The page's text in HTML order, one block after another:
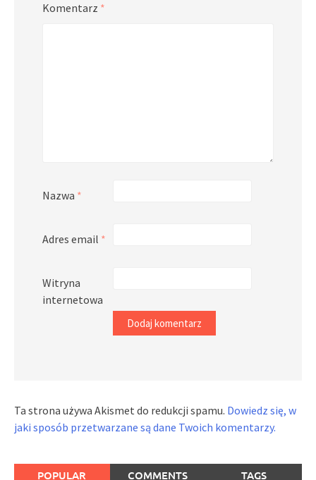
Komentarz *
Nazwa *
Adres email *
Witryna
internetowa
Ta strona używa Akismet do redukcji spamu. Dowiedz się, w
jaki sposób przetwarzane są dane Twoich komentarzy.
POPULAR COMMENTS TAGS